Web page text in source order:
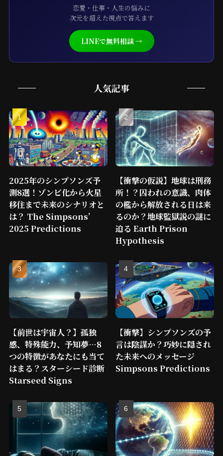
恋愛・仕事・人生の悩みに
次元を超えた視点で答えます
LINEで無料相談 →
人気記事
2025年のシンプソンズ予
測8選！ゾンビ化から火星
移住まで未来のシナリオと
は？ The Simpsons’
2025 Predictions
【衝撃の仮説】地球は刑務
所！？囚われの意識、肉体
の檻から解放される日は来
るのか？地球監獄説の謎に
迫る Earth Prison
Hypothesis
【前世は宇宙人？】孤独
感、特殊能力、予知夢…8
つの特徴があなたにも当て
はまる？スターシード診断
Starseed Signs
【衝撃】シンプソンズの予
言は陰謀か？巧妙に隠され
た未来へのメッセージ
Simpsons Predictions